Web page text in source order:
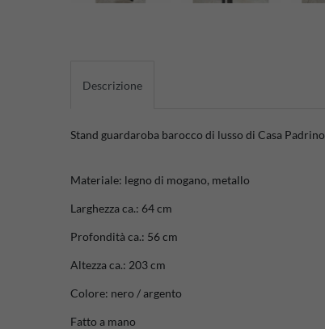
Descrizione
Stand guardaroba barocco di lusso di Casa Padrino
Materiale: legno di mogano, metallo
Larghezza ca.: 64 cm
Profondità ca.: 56 cm
Altezza ca.: 203 cm
Colore: nero / argento
Fatto a mano